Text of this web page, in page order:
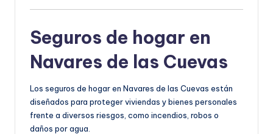
Seguros de hogar en
Navares de las Cuevas
Los seguros de hogar en Navares de las Cuevas están
diseñados para proteger viviendas y bienes personales
frente a diversos riesgos, como incendios, robos o
daños por agua.